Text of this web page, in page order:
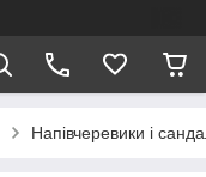
Напівчеревики і